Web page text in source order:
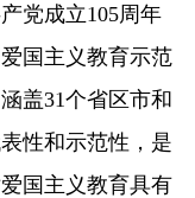
党成立105周年
国主义教育示范
盖31个省区市和
性和示范性，是
国主义教育具有